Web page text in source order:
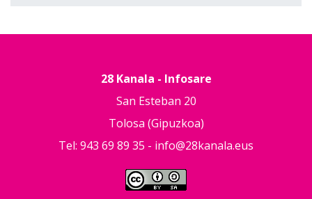
28 Kanala - Infosare
San Esteban 20
Tolosa (Gipuzkoa)
Tel: 943 69 89 35 - info@28kanala.eus